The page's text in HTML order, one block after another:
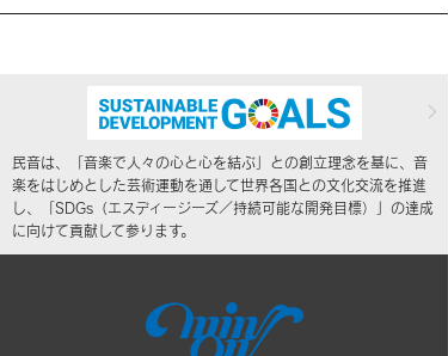
民音は、「音楽で人々の心と心を結ぶ」との創立理念を基に、音
楽をはじめとした芸術運動を通して世界各国との文化交流を推進
し、「SDGs（エスディージーズ／持続可能な開発目標）」の達成
に向けて貢献して参ります。